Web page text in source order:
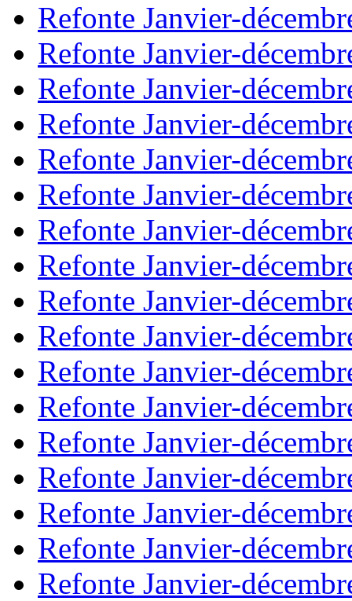
Refonte Janvier-
Refonte Janvier-
Refonte Janvier-
Refonte Janvier-
Refonte Janvier-
Refonte Janvier-
Refonte Janvier-
Refonte Janvier-
Refonte Janvier-
Refonte Janvier-
Refonte Janvier-
Refonte Janvier-
Refonte Janvier-
Refonte Janvier-
Refonte Janvier-
Refonte Janvier-
Refonte Janvier-